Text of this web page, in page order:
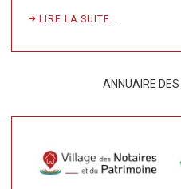
LIRE LA SUITE ...
ANNUAIRE